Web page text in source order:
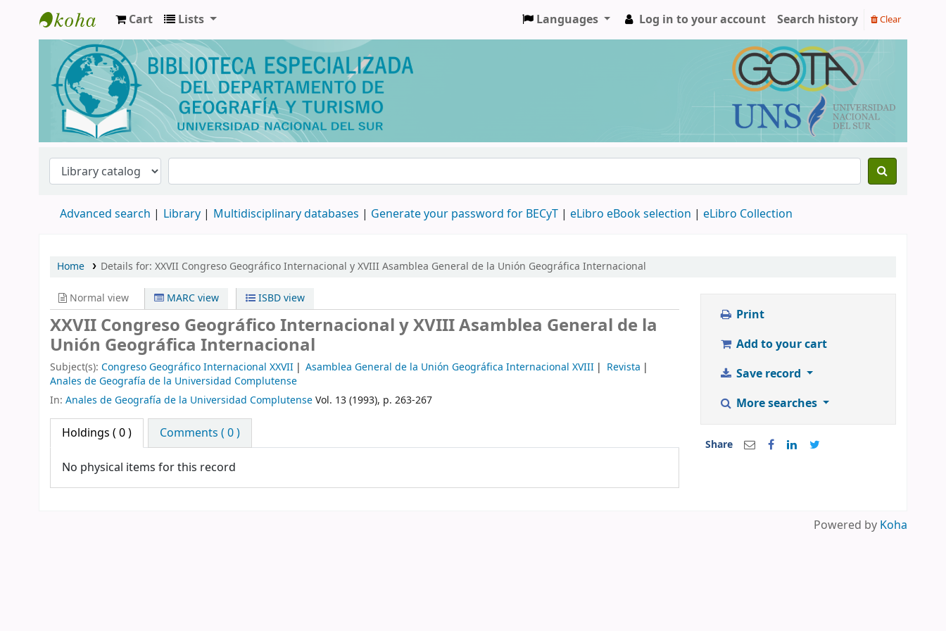
Biblioteca de Geografía y Turismo
Cart Lists Languages Log in to your account Search history Clear
Advanced search Library Multidisciplinary databases | Generate your password for BECyT | eLibro eBook selection | eLibro Collection
Home Details for: XXVII Congreso Geográfico Internacional y XVIII Asamblea General de la Unión Geográfica Internacional
Normal view MARC view ISBD view
XXVII Congreso Geográfico Internacional y XVIII Asamblea General de la
Unión Geográfica Internacional
Subject(s): Congreso Geográfico Internacional XXVII Asamblea General de la Unión Geográfica Internacional XVIII
Revista
Anales de Geografía de la Universidad Complutense
In: Anales de Geografía de la Universidad ComplutenseVol. 13 (1993), p. 263-267
Holdings ( 0 ) Comments ( 0 )
No physical items for this record
Print
Add to your cart
Save record
More searches
Share
Powered by Koha